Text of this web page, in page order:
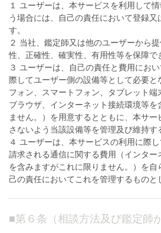
１ ユーザーは、本サービスを利用して
う場合には、自己の責任において登録又
す。
２ 当社、鑑定師又は他のユーザーから
性、正確性、確実性、有用性等を保障で
３ ユーザーは、自己の責任と費用にお
際してユーザー側の設備等として必要と
フォン、スマートフォン、タブレット
ブラウザ、インターネット接続環境等を
ません。）を用意するとともに、本サー
さないよう当該設備等を管理及び維持す
４ ユーザーは、本サービスの利用に際
請求される通信に関する費用（インター
を含みますがこれに限りません。）を自
己の責任においてこれを管理するものと
■第６条（相談方法及び鑑定師